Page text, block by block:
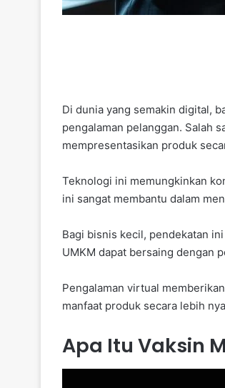
Di dunia yang semakin digital,
pengalaman pelanggan. Salah
mempresentasikan produk
Teknologi ini memungkinkan
ini sangat membantu dalam
Bagi bisnis kecil, pendekatan
UMKM dapat bersaing dengan
Pengalaman virtual
manfaat produk secara lebih
Apa Itu Vaksin